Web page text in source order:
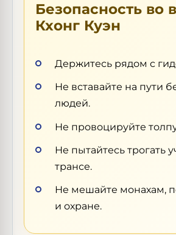
Безопасность во
Кхонг Куэн
Держитесь рядом с
Не вставайте на пути
людей.
Не провоцируйте
Не пытайтесь трогать
трансе.
Не мешайте монахам,
и охране.